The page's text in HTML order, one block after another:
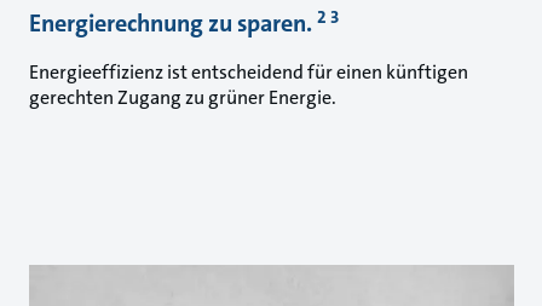
Energierechnung zu sparen. 2 3
Energieeffizienz ist entscheidend für einen künftigen
gerechten Zugang zu grüner Energie.